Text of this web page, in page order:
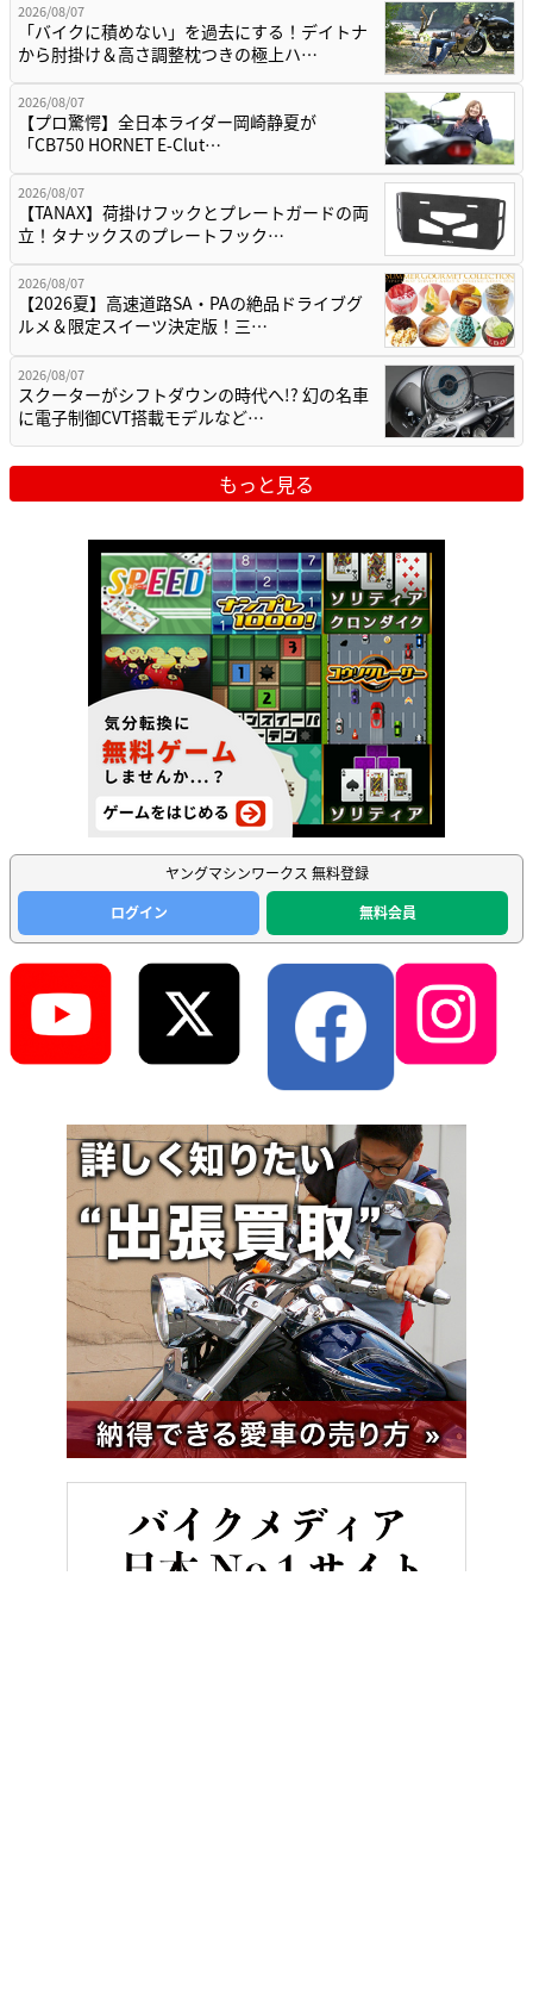
2026/08/07
「バイクに積めない」を過去にする！デイトナ
から肘掛け＆高さ調整枕つきの極上ハ…
2026/08/07
【プロ驚愕】全日本ライダー岡崎静夏が
「CB750 HORNET E-Clut…
2026/08/07
【TANAX】荷掛けフックとプレートガードの両
立！タナックスのプレートフック…
2026/08/07
【2026夏】高速道路SA・PAの絶品ドライブグ
ルメ＆限定スイーツ決定版！三…
2026/08/07
スクーターがシフトダウンの時代へ!? 幻の名車
に電子制御CVT搭載モデルなど…
もっと見る
ヤングマシンワークス 無料登録
ログイン
無料会員